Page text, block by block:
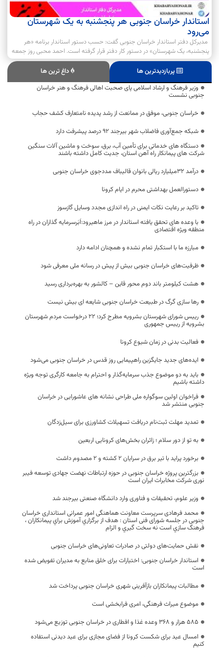
استاندار خراسان جنوبی هر پنجشنبه به یک شهرستان
می‌رود
مدیرکل دفتر استاندار خراسان ‌جنوبی گفت: حسب دستور استاندار برنامه «هر
پنجشنبه، یک شهرستان» در دستور کار دفتر قرار گرفته است. احمد محبی روز جمعه
پربازدیدترین ها
داغ ترین ها
وزیر فرهنگ و ارشاد اسلامی پای صحبت اهالی فرهنگ و هنر خراسان
جنوبی نشست
خراسان جنوبی، موفق در ممانعت از رشد پدیده نامتعارف کشف حجاب
شبکه جمع‌آوری فاضلاب شهر بیرجند ۹۲ درصد پیشرفت دارد
دستگاه های خدماتی برای تأمین آب، برق، سوخت و ماشین آلات سنگین
شرکت های پیمانکار راه آهن استان، جدیت کامل داشته باشند
درآمد ۳۲میلیارد ریالی بانوان قالیباف مددجوی خراسان جنوبی
دستورالعمل بهداشتی محرم در ایام کرونا
تاکید بر رعایت نکات ایمنی در راه اندازی مجدد وسایل گازسوز
با وعده های تحقق یافته استاندار در مرز ماهیرود:اَبَرسرمایه گذاران در راه
منطقه ویژه اقتصادی
مبارزه ما با استکبار تمام نشده و همچنان ادامه دارد
ظرفیت‌های خراسان جنوبی بیش از پیش در رسانه ملی معرفی شود
هشت کیلومتر باند دوم محور قاین – کالشور به بهره‌برداری رسید
رها سازی گرگ در طبیعت خراسان جنوبی شایعه ای بیش نیست
رییس شورای شهرستان بشرویه مطرح کرد؛ ۲۲ درخواست مردم شهرستان
بشرویه از رییس جمهوری
فعالیت بدنی در زمان شیوع کرونا
ایده‌های جدید جایگزین راهپیمایی روز قدس در خراسان جنوبی می‌شود
باید به دو موضوع جذب سرمایه‌گذار و احترام به جامعه کارگری توجه ویژه
داشته باشیم
فراخوان اولین سوگواره ملی طراحی نشانه های عاشورایی در خراسان
جنوبی منتشر شد
تمدید مهلت ثبت‌نام دریافت تسهیلات کشاورزی برای سیل‌زدگان
به تو از دور سلام ؛ زائران بخش‌های کرونایی اربعین
برخورد پراید با تیر برق در سرایان ۲ کشته و ۲ مصدوم داشت
بزرگترین پروژه‌ خراسان جنوبی در حوزه ارتباطات نهضت جهادی توسعه فیبر
نوری شرکت مخابرات ایران است
وزیر علوم، تحقیقات و فناوری وارد دانشگاه صنعتی بیرجند شد
محمد فرهادی سرپرست معاونت هماهنگی امور عمرانی استانداری خراسان
جنوبی در جلسه شورای فنی استان : هدف از برگزاري آموزش براي پيمانكاران ،
فرهنگ سازي است نه سخت گيري و الزام
نقش حمایت‌های دولتی در صادرات تعاونی‌های خراسان جنوبی
استاندار خراسان جنوبی: اختیارات برای خلق منابع به مدیران تفویض شده
است
مطالبات پیمانکاران بازآفرینی شهری خراسان جنوبی پرداخت شد
موضوع میراث فرهنگی، امری فرابخشی است
۵۸۵ هزار و ۳۶۸ وعده غذا و افطاری در خراسان جنوبی توزیع می‌شود
امسال عید برای شکست کرونا از فضای مجازی برای عید دیدنی استفاده
کنیم